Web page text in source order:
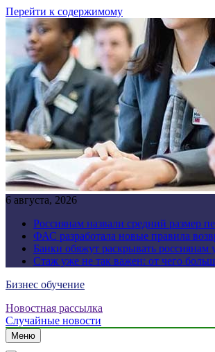
Перейти к содержимому
6 августа, 2026
Россиянам назвали средний размер
ФАС разработала новые правила
Банки обяжут раскрывать россиянам
Стаж уже не так важен: от чего
Бизнес обучение
Новостная рассылка
Случайные новости
Меню